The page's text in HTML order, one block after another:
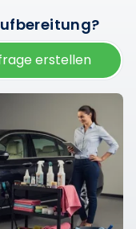
erstellen